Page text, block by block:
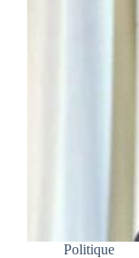
Politique